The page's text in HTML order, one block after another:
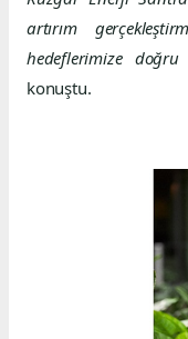
artırım
hedeflerimize
konuştu.